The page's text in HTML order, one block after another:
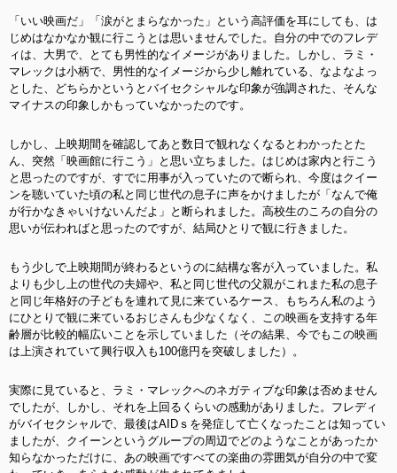
「いい映画だ」「涙がとまらなかった」という高評価を耳にしても、は
じめはなかなか観に行こうとは思いませんでした。自分の中でのフレデ
ィは、大男で、とても男性的なイメージがありました。しかし、ラミ・
マレックは小柄で、男性的なイメージから少し離れている、なよなよっ
とした、どちらかというとバイセクシャルな印象が強調された、そんな
マイナスの印象しかもっていなかったのです。
しかし、上映期間を確認してあと数日で観れなくなるとわかったとた
ん、突然「映画館に行こう」と思い立ちました。はじめは家内と行こう
と思ったのですが、すでに用事が入っていたので断られ、今度はクイー
ンを聴いていた頃の私と同じ世代の息子に声をかけましたが「なんで俺
が行かなきゃいけないんだよ」と断られました。高校生のころの自分の
思いが伝わればと思ったのですが、結局ひとりで観に行きました。
もう少しで上映期間が終わるというのに結構な客が入っていました。私
よりも少し上の世代の夫婦や、私と同じ世代の父親がこれまた私の息子
と同じ年格好の子どもを連れて見に来ているケース、もちろん私のよう
にひとりで観に来ているおじさんも少なくなく、この映画を支持する年
齢層が比較的幅広いことを示していました（その結果、今でもこの映画
は上演されていて興行収入も100億円を突破しました）。
実際に見ていると、ラミ・マレックへのネガティブな印象は否めません
でしたが、しかし、それを上回るくらいの感動がありました。フレディ
がバイセクシャルで、最後はAIDｓを発症して亡くなったことは知ってい
ましたが、クイーンというグループの周辺でどのようなことがあったか
知らなかっただけに、あの映画ですべての楽曲の雰囲気が自分の中で変